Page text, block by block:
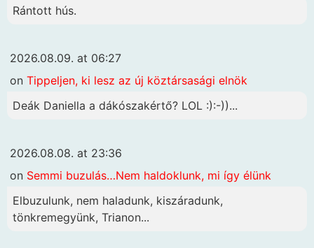
Rántott hús.
2026.08.09. at 06:27
on Tippeljen, ki lesz az új köztársasági elnök
Deák Daniella a dákószakértő? LOL :):-))...
2026.08.08. at 23:36
on Semmi buzulás…Nem haldoklunk, mi így élünk
Elbuzulunk, nem haladunk, kiszáradunk,
tönkremegyünk, Trianon...